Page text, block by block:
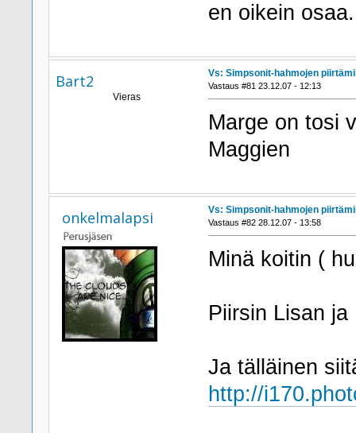
en oikein osaa.
Bart2
Vieras
Vs: Simpsonit-hahmojen
Vastaus #81 23.12.07 - 12:13
Marge on tosi
Maggien
onkelmalapsi Vs: Simpsonit-hahmojen
Vastaus #82 28.12.07 - 13:58
Minä koitin (
Piirsin Lisan
Ja tälläinen
http://